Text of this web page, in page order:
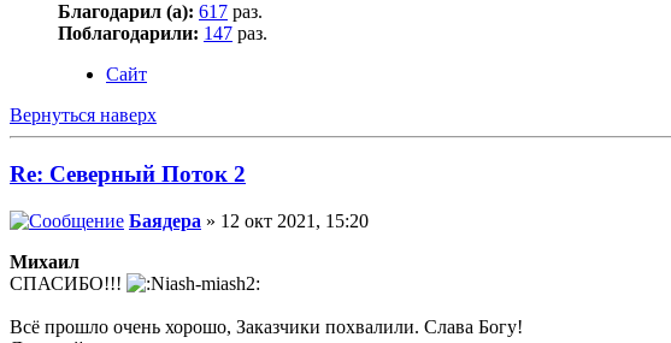
Благодарил (а): 617 раз.
Поблагодарили: 147 раз.
Сайт
Вернуться наверх
Re: Северный Поток 2
Баядера » 12 окт 2021, 15:20
Михаил
СПАСИБО!!!
Всё прошло очень хорошо, Заказчики похвалили. Слава Богу!